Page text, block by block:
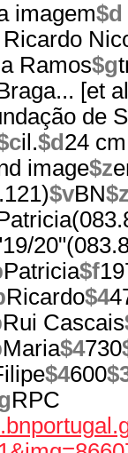
imagem$d
Ramos$g
[et
de
il.$d 24 cm
image$z
$vBN
Patricia$f
Ricardo$4
Rui Cascais
Maria$4730
$4600
RPC